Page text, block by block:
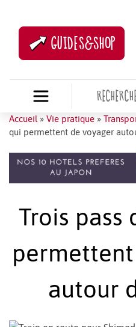
GUIDES&SHOP
Accueil » Vie pratique »
qui permettent de voyager
Trois pass
autour